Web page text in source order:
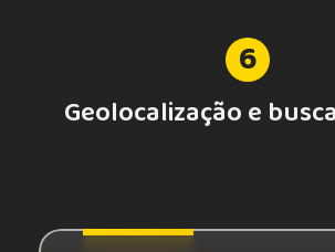
6
Geolocalização e